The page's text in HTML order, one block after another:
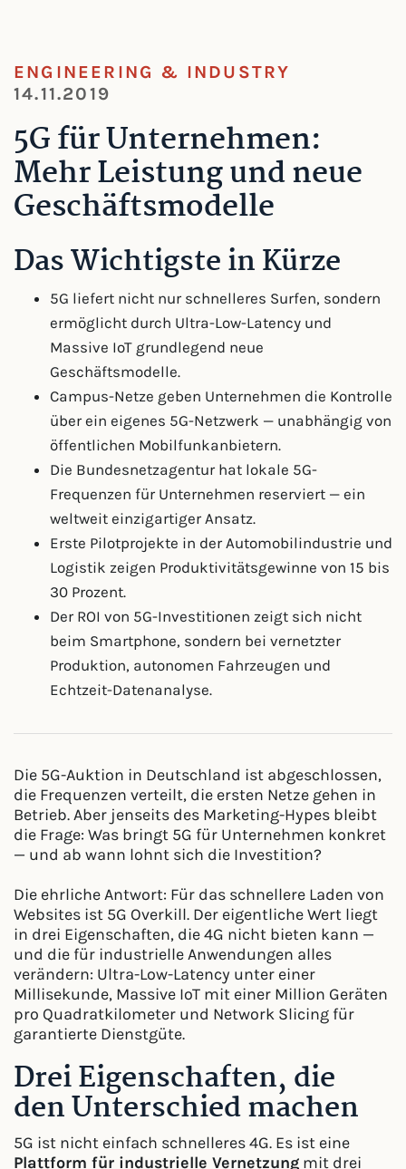
ENGINEERING & INDUSTRY
14.11.2019
5G für Unternehmen:
Mehr Leistung und neue
Geschäftsmodelle
Das Wichtigste in Kürze
5G liefert nicht nur schnelleres Surfen, sondern
ermöglicht durch Ultra-Low-Latency und
Massive IoT grundlegend neue
Geschäftsmodelle.
Campus-Netze geben Unternehmen die Kontrolle
über ein eigenes 5G-Netzwerk — unabhängig von
öffentlichen Mobilfunkanbietern.
Die Bundesnetzagentur hat lokale 5G-
Frequenzen für Unternehmen reserviert — ein
weltweit einzigartiger Ansatz.
Erste Pilotprojekte in der Automobilindustrie und
Logistik zeigen Produktivitätsgewinne von 15 bis
30 Prozent.
Der ROI von 5G-Investitionen zeigt sich nicht
beim Smartphone, sondern bei vernetzter
Produktion, autonomen Fahrzeugen und
Echtzeit-Datenanalyse.
Die 5G-Auktion in Deutschland ist abgeschlossen,
die Frequenzen verteilt, die ersten Netze gehen in
Betrieb. Aber jenseits des Marketing-Hypes bleibt
die Frage: Was bringt 5G für Unternehmen konkret
— und ab wann lohnt sich die Investition?
Die ehrliche Antwort: Für das schnellere Laden von
Websites ist 5G Overkill. Der eigentliche Wert liegt
in drei Eigenschaften, die 4G nicht bieten kann —
und die für industrielle Anwendungen alles
verändern: Ultra-Low-Latency unter einer
Millisekunde, Massive IoT mit einer Million Geräten
pro Quadratkilometer und Network Slicing für
garantierte Dienstgüte.
Drei Eigenschaften, die
den Unterschied machen
5G ist nicht einfach schnelleres 4G. Es ist eine
Plattform für industrielle Vernetzung mit drei